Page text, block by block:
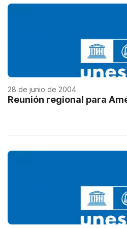
28 de junio de 2004
Reunión regional para